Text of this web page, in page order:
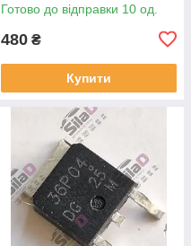
Готово до відправки 10 од.
480 ₴
Купити